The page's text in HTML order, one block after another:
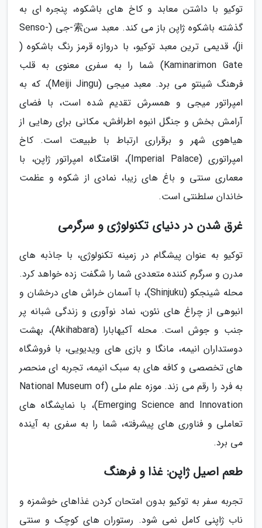
توکیو با داشتن معابد و کاخ های باشکوه، پنجره ای به
گذشته باشکوه ژاپن باز می کند. معبد سن索-جی (Senso-
ji)، قدیمی ترین معبد توکیو، با دروازه قرمز رنگ باشکوه (
Kaminarimon Gate) شما را به سفری معنوی به قلب
فرهنگ شینتو می برد. معبد میجی (Meiji Jingu)، که به
امپراتور میجی و همسرش تقدیم شده است، با فضای
آرامش بخش و جنگل انبوه اطرافش، مکانی برای رهایی از
هیاهوی شهر و برقراری ارتباط با طبیعت است. کاخ
امپراتوری (Imperial Palace)، اقامتگاه امپراتور ژاپن، با
معماری سنتی و باغ های زیبا، نمادی از شکوه و عظمت
خاندان سلطنتی است.
غرق شدن در دنیای تکنولوژی و سرگرمی
توکیو به عنوان پیشگام در زمینه تکنولوژی، با جاذبه های
مدرن و سرگرم کننده متعددی شما را شگفت زده خواهد کرد.
محله شینجکو (Shinjuku)، با آسمان خراش های درخشان و
انبوهی از چراغ های نئون، نماد نوآوری و زندگی شبانه پر
جنب و جوش است. محله آکیهابارا (Akihabara)، بهشت
دوستداران انیمه، مانگا و بازی های ویدیویی، با فروشگاه
های تخصصی و کافه های به سبک انیمه، تجربه ای منحصر
به فرد را رقم می زند. موزه علم ملی (National Museum of
Emerging Science and Innovation)، با نمایشگاه های
تعاملی و فناوری های پیشرفته، شما را به سفری به آینده
می برد.
طعم اصیل ژاپن: غذا و فرهنگ
تجربه سفر به توکیو بدون امتحان کردن غذاهای خوشمزه و
ناب ژاپنی کامل نمی شود. رستوران های کوچک و سنتی